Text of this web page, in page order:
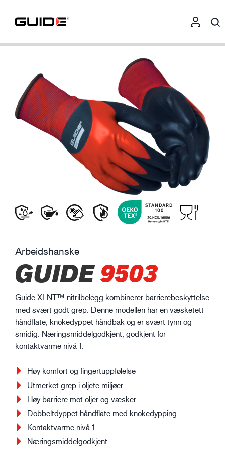
Arbeidshanske
GUIDE9503
Guide XLNT™ nitrilbelegg kombinerer barrierebeskyttelse
med svært godt grep. Denne modellen har en væsketett
håndflate, knokedyppet håndbak og er svært tynn og
smidig. Næringsmiddelgodkjent, godkjent for
kontaktvarme nivå 1.
Høy komfort og fingertuppfølelse
Utmerket grep i oljete miljøer
Høy barriere mot oljer og væsker
Dobbeltdyppet håndflate med knokedypping
Kontaktvarme nivå 1
Næringsmiddelgodkjent